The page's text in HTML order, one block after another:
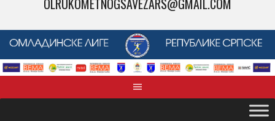
OLRUKOMETNOGSAVEZARS@GMAIL.COM